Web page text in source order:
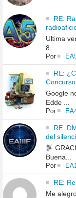
RE:
Ultima
8...
Por
RE:
Google
Edde ...
Por
RE:
del
Buena...
Por
RE:
Me